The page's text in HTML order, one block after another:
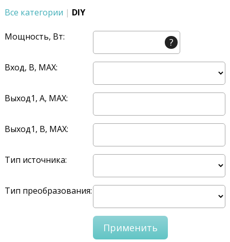
Все категории | DIY
Мощность, Вт: ?
Вход, В, MAX:
Выход1, A, MAX:
Выход1, В, MAX:
Тип источника:
Тип преобразования: